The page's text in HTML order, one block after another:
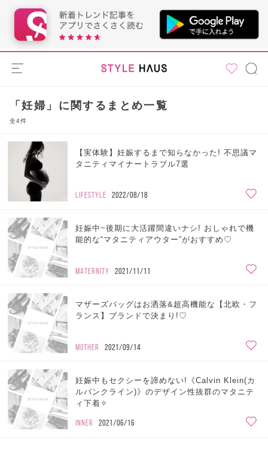
「妊婦」に関するまとめ一覧
全4件
【実体験】妊娠するまで知らなかった! 不思議マ
タニティマイナートラブル7選
LIFESTYLE 2022/08/18
妊娠中~後期に大活躍間違いナシ! おしゃれで機
能的な“マタニティアウター”がおすすめ♡
MATERNITY 2021/11/11
マザーズバッグはお洒落&超高機能な【北欧・フ
ランス】ブランドで決まり!♡
MOTHER 2021/09/14
妊娠中もセクシーを諦めない!《Calvin Klein(カ
ルバンクライン)》のデザイン性抜群のマタニテ
ィ下着✧
INNER 2021/06/16